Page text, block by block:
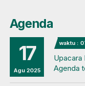
Agenda
17
Agu 2025
waktu :
Upacara
Agenda